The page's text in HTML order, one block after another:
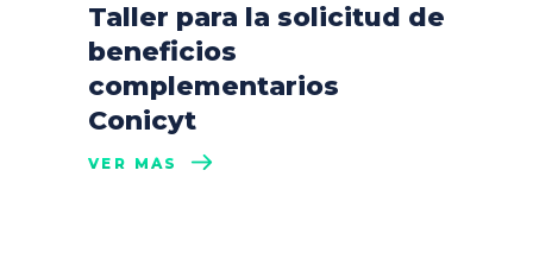
Taller para la solicitud de
beneficios
complementarios
Conicyt
VER MÁS